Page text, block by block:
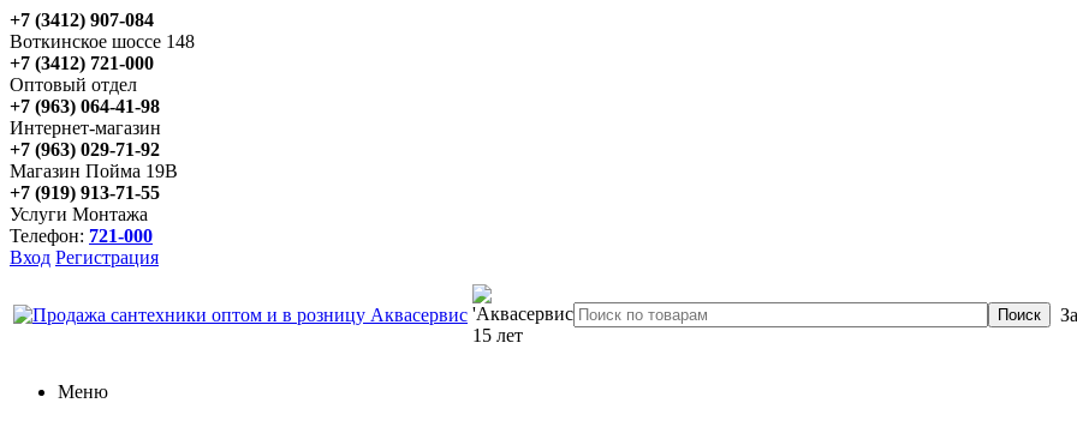
+7 (3412) 907-084
Воткинское шоссе 148
+7 (3412) 721-000
Оптовый отдел
+7 (963) 064-41-98
Интернет-магазин
+7 (963) 029-71-92
Магазин Пойма 19В
+7 (919) 913-71-55
Услуги Монтажа
Телефон: 721-000
Вход Регистрация
Меню